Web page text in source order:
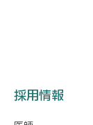
採用情報